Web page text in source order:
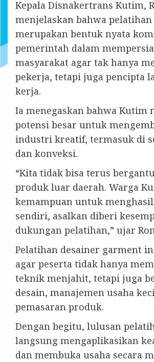
Kepala Disnakertrans Kutim,
menjelaskan bahwa
merupakan bentuk nyata
pemerintah dalam
masyarakat agar tak hanya
pekerja, tetapi juga pencipta
kerja.
Ia menegaskan bahwa Kutim
potensi besar untuk
industri kreatif, termasuk di
dan konveksi.
“Kita tidak bisa terus
produk luar daerah. Warga
kemampuan untuk
sendiri, asalkan diberi
dukungan pelatihan,” ujar
Pelatihan desainer garment
agar peserta tidak hanya
teknik menjahit, tetapi juga
desain, manajemen usaha
pemasaran produk.
Dengan begitu, lulusan
langsung mengaplikasikan
dan membuka usaha secara